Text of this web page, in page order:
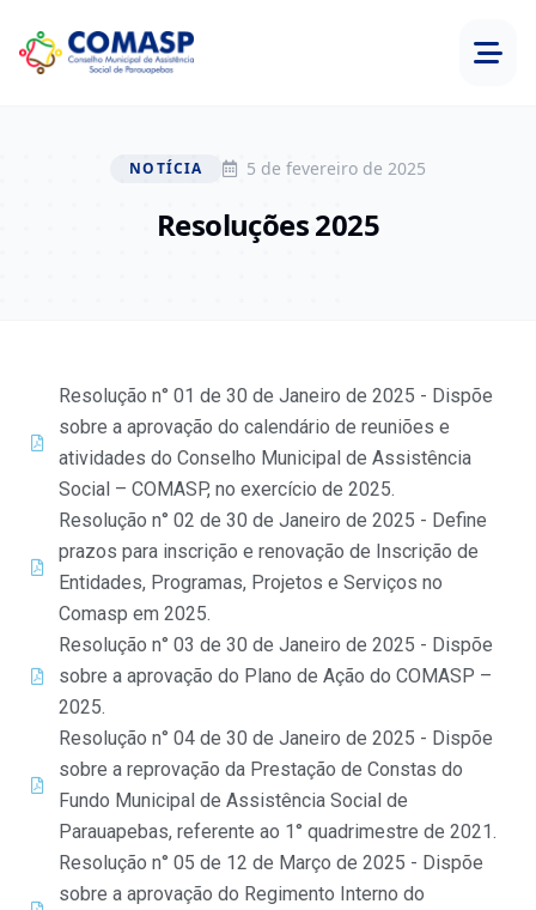
NOTÍCIA 5 de fevereiro de 2025
Resoluções 2025
Resolução n° 01 de 30 de Janeiro de 2025 - Dispõe
sobre a aprovação do calendário de reuniões e
atividades do Conselho Municipal de Assistência
Social – COMASP, no exercício de 2025.
Resolução n° 02 de 30 de Janeiro de 2025 - Define
prazos para inscrição e renovação de Inscrição de
Entidades, Programas, Projetos e Serviços no
Comasp em 2025.
Resolução n° 03 de 30 de Janeiro de 2025 - Dispõe
sobre a aprovação do Plano de Ação do COMASP –
2025.
Resolução n° 04 de 30 de Janeiro de 2025 - Dispõe
sobre a reprovação da Prestação de Constas do
Fundo Municipal de Assistência Social de
Parauapebas, referente ao 1° quadrimestre de 2021.
Resolução n° 05 de 12 de Março de 2025 - Dispõe
sobre a aprovação do Regimento Interno do